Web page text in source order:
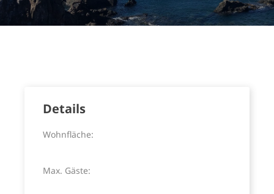
Details
Wohnfläche:
Max. Gäste: